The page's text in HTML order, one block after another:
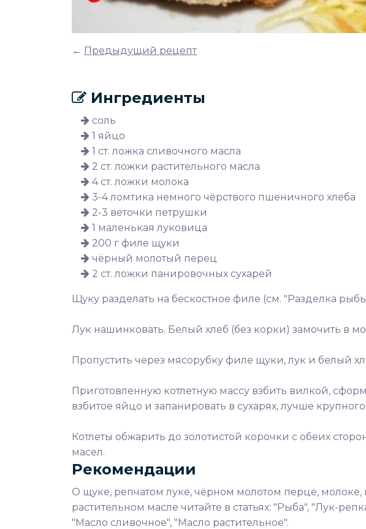
← Предыдущий рецепт
Ингредиенты
соль
1 яйцо
1 ст. ложка сливочного масла
2 ст. ложки растительного масла
4 ст. ложки молока
3-4 ломтика немного чёрствого пшеничного хлеба
2-3 веточки петрушки
1 маленькая луковица
200 г филе щуки
чёрный молотый перец
2 ст. ложки панировочных сухарей
Щуку разделать на бескостное филе (см. "Разделка
Лук нашинковать. Белый хлеб (без корки) замочить в
Пропустить через мясорубку филе щуки, лук и белый
Приготовленную котлетную массу взбить вилкой,
взбитое яйцо и запанировать в сухарях, лучше
Котлеты обжарить до золотистой корочки с обеих
масел.
Рекомендации
О щуке, репчатом луке, чёрном молотом перце,
растительном масле читайте в статьях: "Рыба", "Лук-
"Масло сливочное", "Масло растительное".